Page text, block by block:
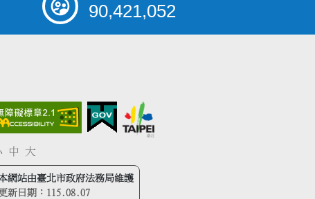
90,421,052
中 大
網站由臺北市政府法務局維護
更新日期： 115.08.07